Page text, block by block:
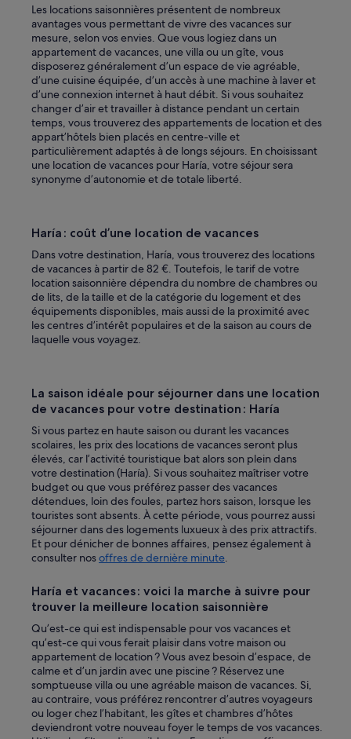
Les locations saisonnières présentent de nombreux
avantages vous permettant de vivre des vacances sur
mesure, selon vos envies. Que vous logiez dans un
appartement de vacances, une villa ou un gîte, vous
disposerez généralement d’un espace de vie agréable,
d’une cuisine équipée, d’un accès à une machine à laver et
d’une connexion internet à haut débit. Si vous souhaitez
changer d’air et travailler à distance pendant un certain
temps, vous trouverez des appartements de location et des
appart’hôtels bien placés en centre-ville et
particulièrement adaptés à de longs séjours. En choisissant
une location de vacances pour Haría, votre séjour sera
synonyme d’autonomie et de totale liberté.
Haría : coût d’une location de vacances
Dans votre destination, Haría, vous trouverez des locations
de vacances à partir de 82 €. Toutefois, le tarif de votre
location saisonnière dépendra du nombre de chambres ou
de lits, de la taille et de la catégorie du logement et des
équipements disponibles, mais aussi de la proximité avec
les centres d’intérêt populaires et de la saison au cours de
laquelle vous voyagez.
La saison idéale pour séjourner dans une location
de vacances pour votre destination : Haría
Si vous partez en haute saison ou durant les vacances
scolaires, les prix des locations de vacances seront plus
élevés, car l’activité touristique bat alors son plein dans
votre destination (Haría). Si vous souhaitez maîtriser votre
budget ou que vous préférez passer des vacances
détendues, loin des foules, partez hors saison, lorsque les
touristes sont absents. À cette période, vous pourrez aussi
séjourner dans des logements luxueux à des prix attractifs.
Et pour dénicher de bonnes affaires, pensez également à
consulter nosoffres de dernière minute.
Haría et vacances : voici la marche à suivre pour
trouver la meilleure location saisonnière
Qu’est-ce qui est indispensable pour vos vacances et
qu’est-ce qui vous ferait plaisir dans votre maison ou
appartement de location ? Vous avez besoin d’espace, de
calme et d’un jardin avec une piscine ? Réservez une
somptueuse villa ou une agréable maison de vacances. Si,
au contraire, vous préférez rencontrer d’autres voyageurs
ou loger chez l’habitant, les gîtes et chambres d’hôtes
deviendront votre nouveau foyer le temps de vos vacances.